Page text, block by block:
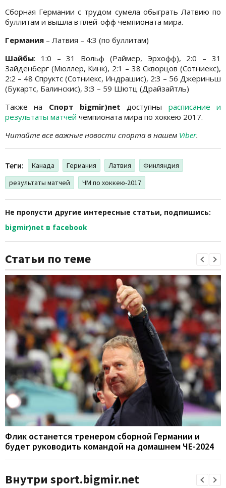
Сборная Германии с трудом сумела обыграть Латвию по
буллитам и вышла в плей-офф чемпионата мира.
Германия – Латвия – 4:3 (по буллитам)
Шайбы: 1:0 – 31 Вольф (Раймер, Эрхофф), 2:0 – 31
Зайденберг (Мюллер, Кинк), 2:1 – 38 Скворцов (Сотниекс),
2:2 – 48 Спруктс (Сотниекс, Индрашис), 2:3 – 56 Джериньш
(Букартс, Балинскис), 3:3 – 59 Шютц (Драйзайтль)
Также на Спорт bigmir)net доступны расписание и
результаты матчей чемпионата мира по хоккею 2017.
Читайте все важные новости спорта в нашем Viber.
Теги: Канада Германия Латвия
Финляндия
результаты матчей
ЧМ по хоккею-2017
Не пропусти другие интересные статьи, подпишись:
bigmir)net в facebook
Статьи по теме
Флик останется тренером сборной Германии и
будет руководить командой на домашнем ЧЕ-2024
Внутри sport.bigmir.net